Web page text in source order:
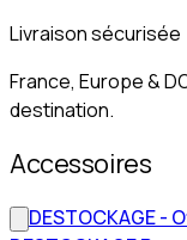
Livraison sécurisée
France, Europe &
destination.
Accessoires
DESTOCKAGE -